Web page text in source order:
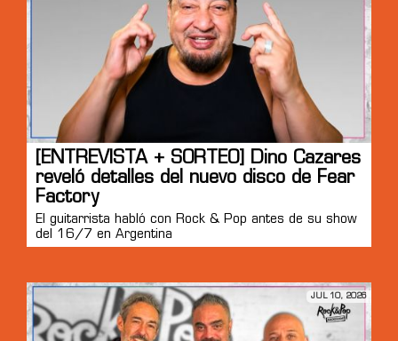
[ENTREVISTA + SORTEO] Dino Cazares
reveló detalles del nuevo disco de Fear
Factory
El guitarrista habló con Rock & Pop antes de su show
del 16/7 en Argentina
JUL 10, 2026